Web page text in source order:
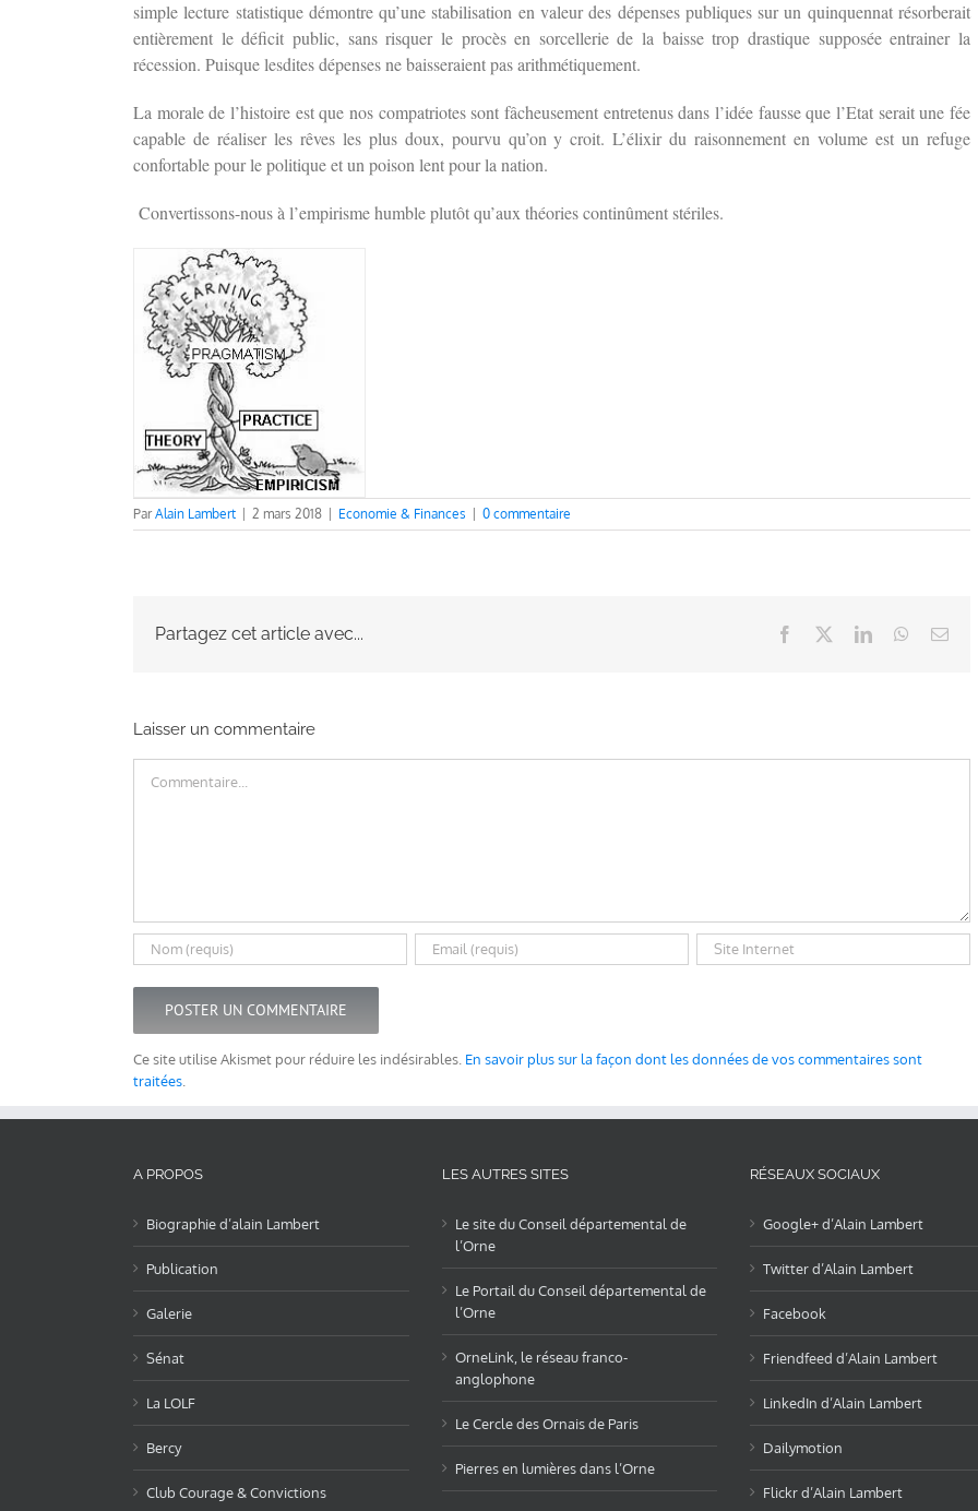
simple lecture statistique démontre qu’une stabilisation en valeur des dépenses publiques sur un quinquennat résorberait
entièrement le déficit public, sans risquer le procès en sorcellerie de la baisse trop drastique supposée entrainer la
récession. Puisque lesdites dépenses ne baisseraient pas arithmétiquement.
La morale de l’histoire est que nos compatriotes sont fâcheusement entretenus dans l’idée fausse que l’Etat serait une fée
capable de réaliser les rêves les plus doux, pourvu qu’on y croit. L’élixir du raisonnement en volume est un refuge
confortable pour le politique et un poison lent pour la nation.
Convertissons-nous à l’empirisme humble plutôt qu’aux théories continûment stériles.
ParAlain Lambert | 2 mars 2018 | Economie & Finances | 0 commentaire
Partagez cet article avec... Facebook LinkedInWhatsApp
Email
Laisser un commentaire
Ce site utilise Akismet pour réduire les indésirables. En savoir plus sur la façon dont les données de vos commentaires sont
traitées
A PROPOS
Biographie d’alain Lambert
Publication
Galerie
Sénat
La LOLF
Bercy
Club Courage & Convictions
LES AUTRES SITES
Le site du Conseil départemental de
l’Orne
Le Portail du Conseil départemental de
l’Orne
OrneLink, le réseau franco-
anglophone
Le Cercle des Ornais de Paris
Pierres en lumières dans l’Orne
RÉSEAUX SOCIAUX
Google+ d’Alain Lambert
Twitter d’Alain Lambert
Facebook
Friendfeed d’Alain Lambert
LinkedIn d’Alain Lambert
Dailymotion
Flickr d’Alain Lambert